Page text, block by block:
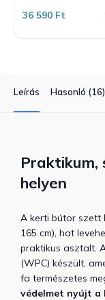
ből
5,0
36 590 Ft
Leírás Hasonló (16)
Praktikum,
helyen
A kerti bútor szett
165 cm), hat
praktikus asztalt.
(WPC) készült,
fa természetes
védelmet nyújt a